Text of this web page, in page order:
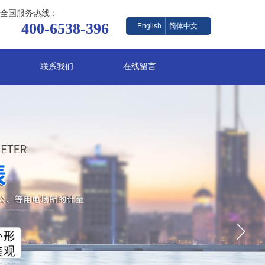
全国服务热线：
English 简体中文
400-6538-396
联系我们 在线留言